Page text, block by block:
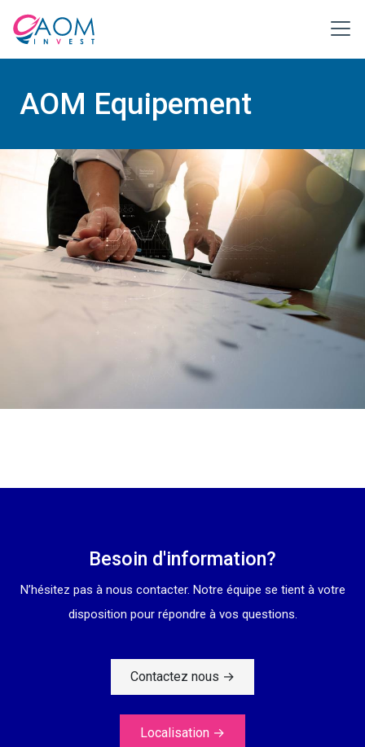
AOM Equipement
Besoin d'information?
N’hésitez pas à nous contacter. Notre équipe se tient à votre
disposition pour répondre à vos questions.
Contactez nous →
Localisation →